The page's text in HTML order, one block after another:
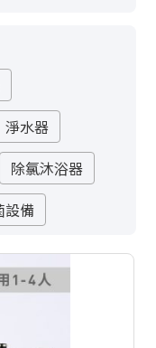
淨水器
除氯沐浴器
設備